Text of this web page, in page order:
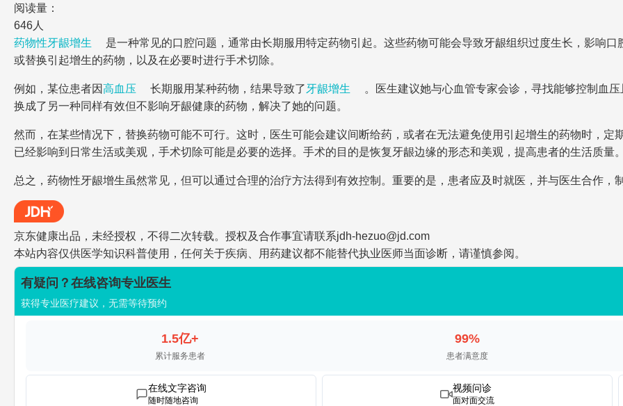
阅读量：
646人
药物性牙龈增生
是一种常见的口腔问题，通常由长期服用特定药物引起。这些药物可能会导致牙龈组织过度生长，影响
或替换引起增生的药物，以及在必要时进行手术切除。
例如，某位患者因高血压 长期服用某种药物，结果导致了 牙龈增生
。医生建议她与心血管专家会诊，寻找能够控制血
换成了另一种同样有效但不影响牙龈健康的药物，解决了她的问题。
然而，在某些情况下，替换药物可能不可行。这时，医生可能会建议间断给药，或者在无法避免使用引起增生的药物时，
已经影响到日常生活或美观，手术切除可能是必要的选择。手术的目的是恢复牙龈边缘的形态和美观，提高患者的生活质量。
总之，药物性牙龈增生虽然常见，但可以通过合理的治疗方法得到有效控制。重要的是，患者应及时就医，并与医生合作，
京东健康出品，未经授权，不得二次转载。授权及合作事宜请联系jdh-hezuo@jd.com
本站内容仅供医学知识科普使用，任何关于疾病、用药建议都不能替代执业医师当面诊断，请谨慎参阅。
有疑问？在线咨询专业医生
获得专业医疗建议，无需等待预约
1.5亿+
累计服务患者
99%
患者满意度
在线文字咨询
随时随地咨询
视频问诊
面对面交流